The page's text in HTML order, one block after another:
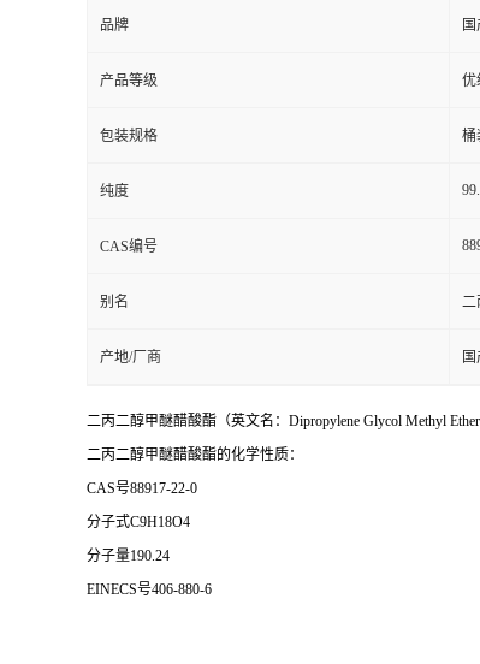
品牌 国
产品等级 优
包装规格 桶
纯度
CAS编号
别名 二
产地/厂商 国
二丙二醇甲醚醋酸酯（英文名：Dipropylene Glycol Methyl
二丙二醇甲醚醋酸酯的化学性质：
CAS号88917-22-0
分子式C9H18O4
分子量190.24
EINECS号406-880-6